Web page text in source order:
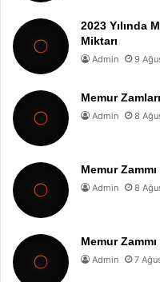
2023 Yılında
Miktarı
Admin 9
Memur
Admin 8
Memur
Admin 8
Memur
Admin 7